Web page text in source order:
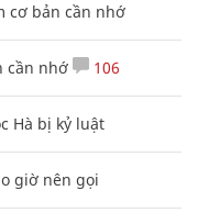
cơ bản cần nhớ
cần nhớ 106
Hà bị kỷ luật
giờ nên gọi